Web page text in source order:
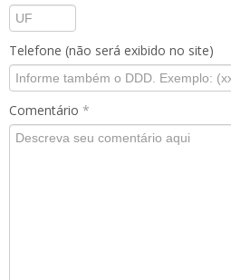
Telefone (não será exibido no site)
Comentário *